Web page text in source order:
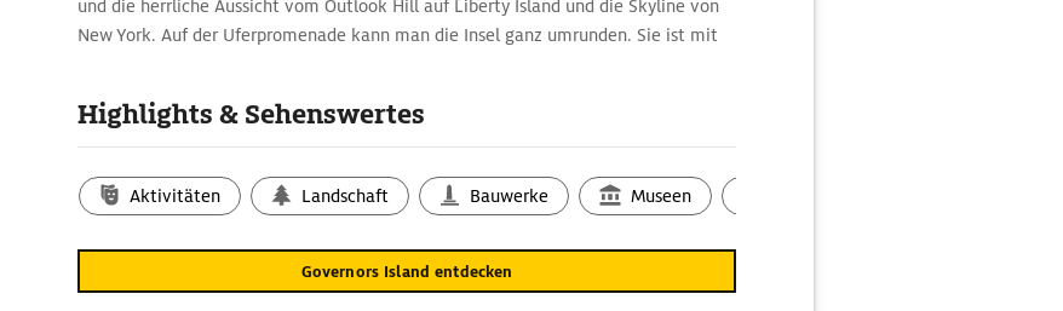
und die herrliche Aussicht vom Outlook Hill auf Liberty Island und die Skyline von
New York. Auf der Uferpromenade kann man die Insel ganz umrunden. Sie ist mit
Highlights & Sehenswertes
Aktivitäten Landschaft Bauwerke Museen
Governors Island entdecken